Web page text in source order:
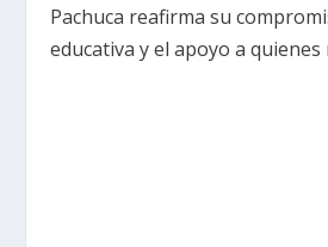
Pachuca reafirma su
educativa y el apoyo a quienes